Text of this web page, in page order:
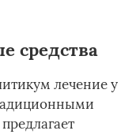
средства
лечение у